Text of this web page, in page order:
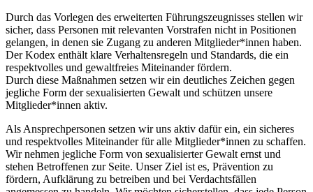
Durch das Vorlegen des erweiterten Führungszeugnisses stellen wir
sicher, dass Personen mit relevanten Vorstrafen nicht in Positionen
gelangen, in denen sie Zugang zu anderen Mitglieder*innen haben.
Der Kodex enthält klare Verhaltensregeln und Standards, die ein
respektvolles und gewaltfreies Miteinander fördern.
Durch diese Maßnahmen setzen wir ein deutliches Zeichen gegen
jegliche Form der sexualisierten Gewalt und schützen unsere
Mitglieder*innen aktiv.
Als Ansprechpersonen setzen wir uns aktiv dafür ein, ein sicheres
und respektvolles Miteinander für alle Mitglieder*innen zu schaffen.
Wir nehmen jegliche Form von sexualisierter Gewalt ernst und
stehen Betroffenen zur Seite. Unser Ziel ist es, Prävention zu
fördern, Aufklärung zu betreiben und bei Verdachtsfällen